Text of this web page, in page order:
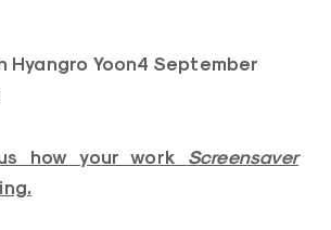
Yoon4 September
how your work Screensaver